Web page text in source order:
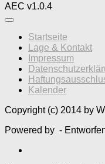
AEC v1.0.4
Startseite
Lage & Kontakt
Impressum
Kalender
Copyright (c) 2014 by
Powered by -